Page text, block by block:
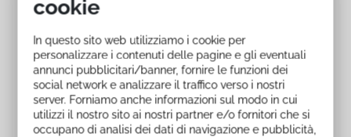
nelle attività delle imprese di pulizia
Il corso "La sicurezza nelle imprese di pulizia" ha l'obiettivo di
presentare i numerosi rischi che l'operatore di una impresa
di pulizia incontra durante la sua attività lavorativa. Ogni
rischio può essere origine di malattie o infortuni: solo
conoscendo le corrette modalità di lavoro, si riesce ad
cookie
In questo sito web utilizziamo i cookie per
personalizzare i contenuti delle pagine e gli eventuali
annunci pubblicitari/banner, fornire le funzioni dei
social network e analizzare il traffico verso i nostri
server. Forniamo anche informazioni sul modo in cui
utilizzi il nostro sito ai nostri partner e/o fornitori che si
occupano di analisi dei dati di navigazione e pubblicità,